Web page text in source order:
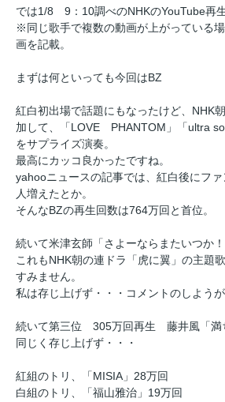
では1/8 9：10調べのNHKのYouTube再
※同じ歌手で複数の動画が上がっている
画を記載。
まずは何といっても今回はBZ
紅白初出場で話題にもなったけど、NHK
加して、「LOVE PHANTOM」「ultra
をサプライズ演奏。
最高にカッコ良かったですね。
yahooニュースの記事では、紅白後にフ
人増えたとか。
そんなBZの再生回数は764万回と首位。
続いて米津玄師「さよーならまたいつか
これもNHK朝の連ドラ「虎に翼」の主題歌
すみません。
私は存じ上げず・・・コメントのしようが
続いて第三位 305万回再生 藤井風「満
同じく存じ上げず・・・
紅組のトリ、「MISIA」28万回
白組のトリ、「福山雅治」19万回